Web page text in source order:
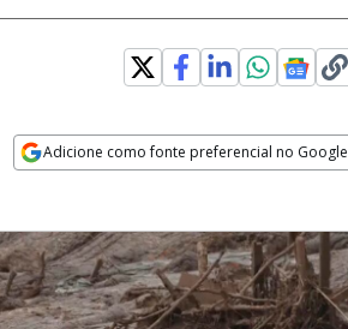
Adicione como fonte preferencial no Google